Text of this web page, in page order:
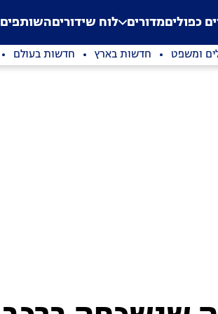
Application error: a
. כפוליםמדורים לוח שידוריםהשותפים
ומשפט חדשות בארץ חדשות בעולם